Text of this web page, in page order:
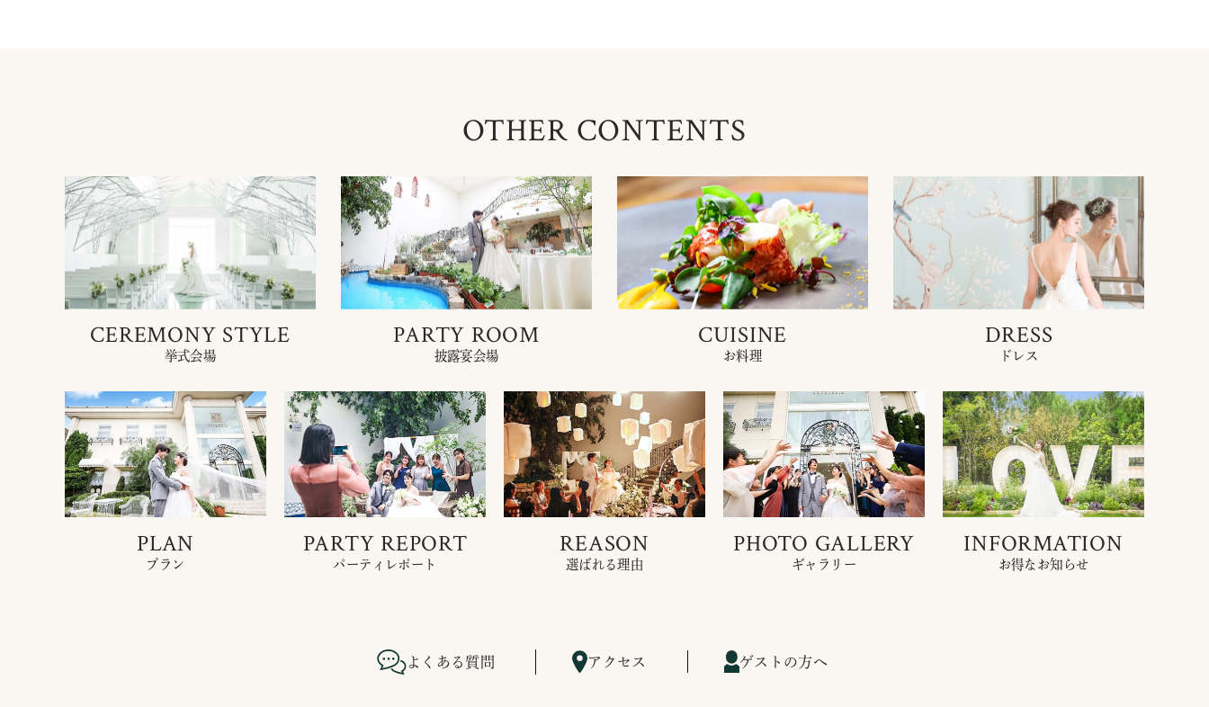
OTHER CONTENTS
CEREMONY STYLE
挙式会場
PARTY ROOM
披露宴会場
CUISINE
お料理
DRESS
ドレス
PLAN
プラン
PARTY REPORT
パーティレポート
REASON
選ばれる理由
PHOTO GALLERY
ギャラリー
INFORMATION
お得なお知らせ
よくある質問 アクセス ゲストの方へ